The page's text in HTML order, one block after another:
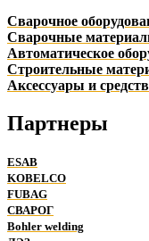
Сварочное
Сварочные
Автоматическое
Строительные
Аксессуары и
Партнеры
ESAB
KOBELCO
FUBAG
СВАРОГ
Bohler welding